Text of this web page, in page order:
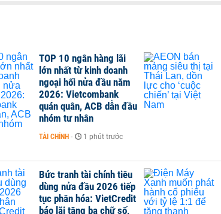
TOP 10 ngân hàng lãi
lớn nhất từ kinh doanh
ngoại hối nửa đầu năm
2026: Vietcombank
quán quân, ACB dẫn đầu
nhóm tư nhân
TÀI CHÍNH - 1 phút trước
Bức tranh tài chính tiêu
dùng nửa đầu 2026 tiếp
tục phân hóa: VietCredit
báo lãi tăng ba chữ số,